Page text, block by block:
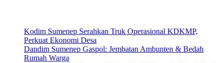
Kodim Sumenep Serahkan Truk Operasional KDKMP,
Perkuat Ekonomi Desa
Dandim Sumenep Gaspol: Jembatan Ambunten & Bedah
Rumah Warga